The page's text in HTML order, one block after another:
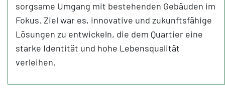
sorgsame Umgang mit bestehenden Gebäuden im
Fokus. Ziel war es, innovative und zukunftsfähige
Lösungen zu entwickeln, die dem Quartier eine
starke Identität und hohe Lebensqualität
verleihen.